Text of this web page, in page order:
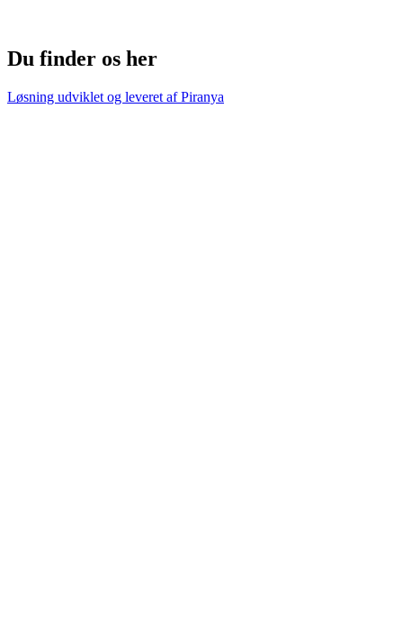
Du finder os her
Løsning udviklet og leveret afPiranya